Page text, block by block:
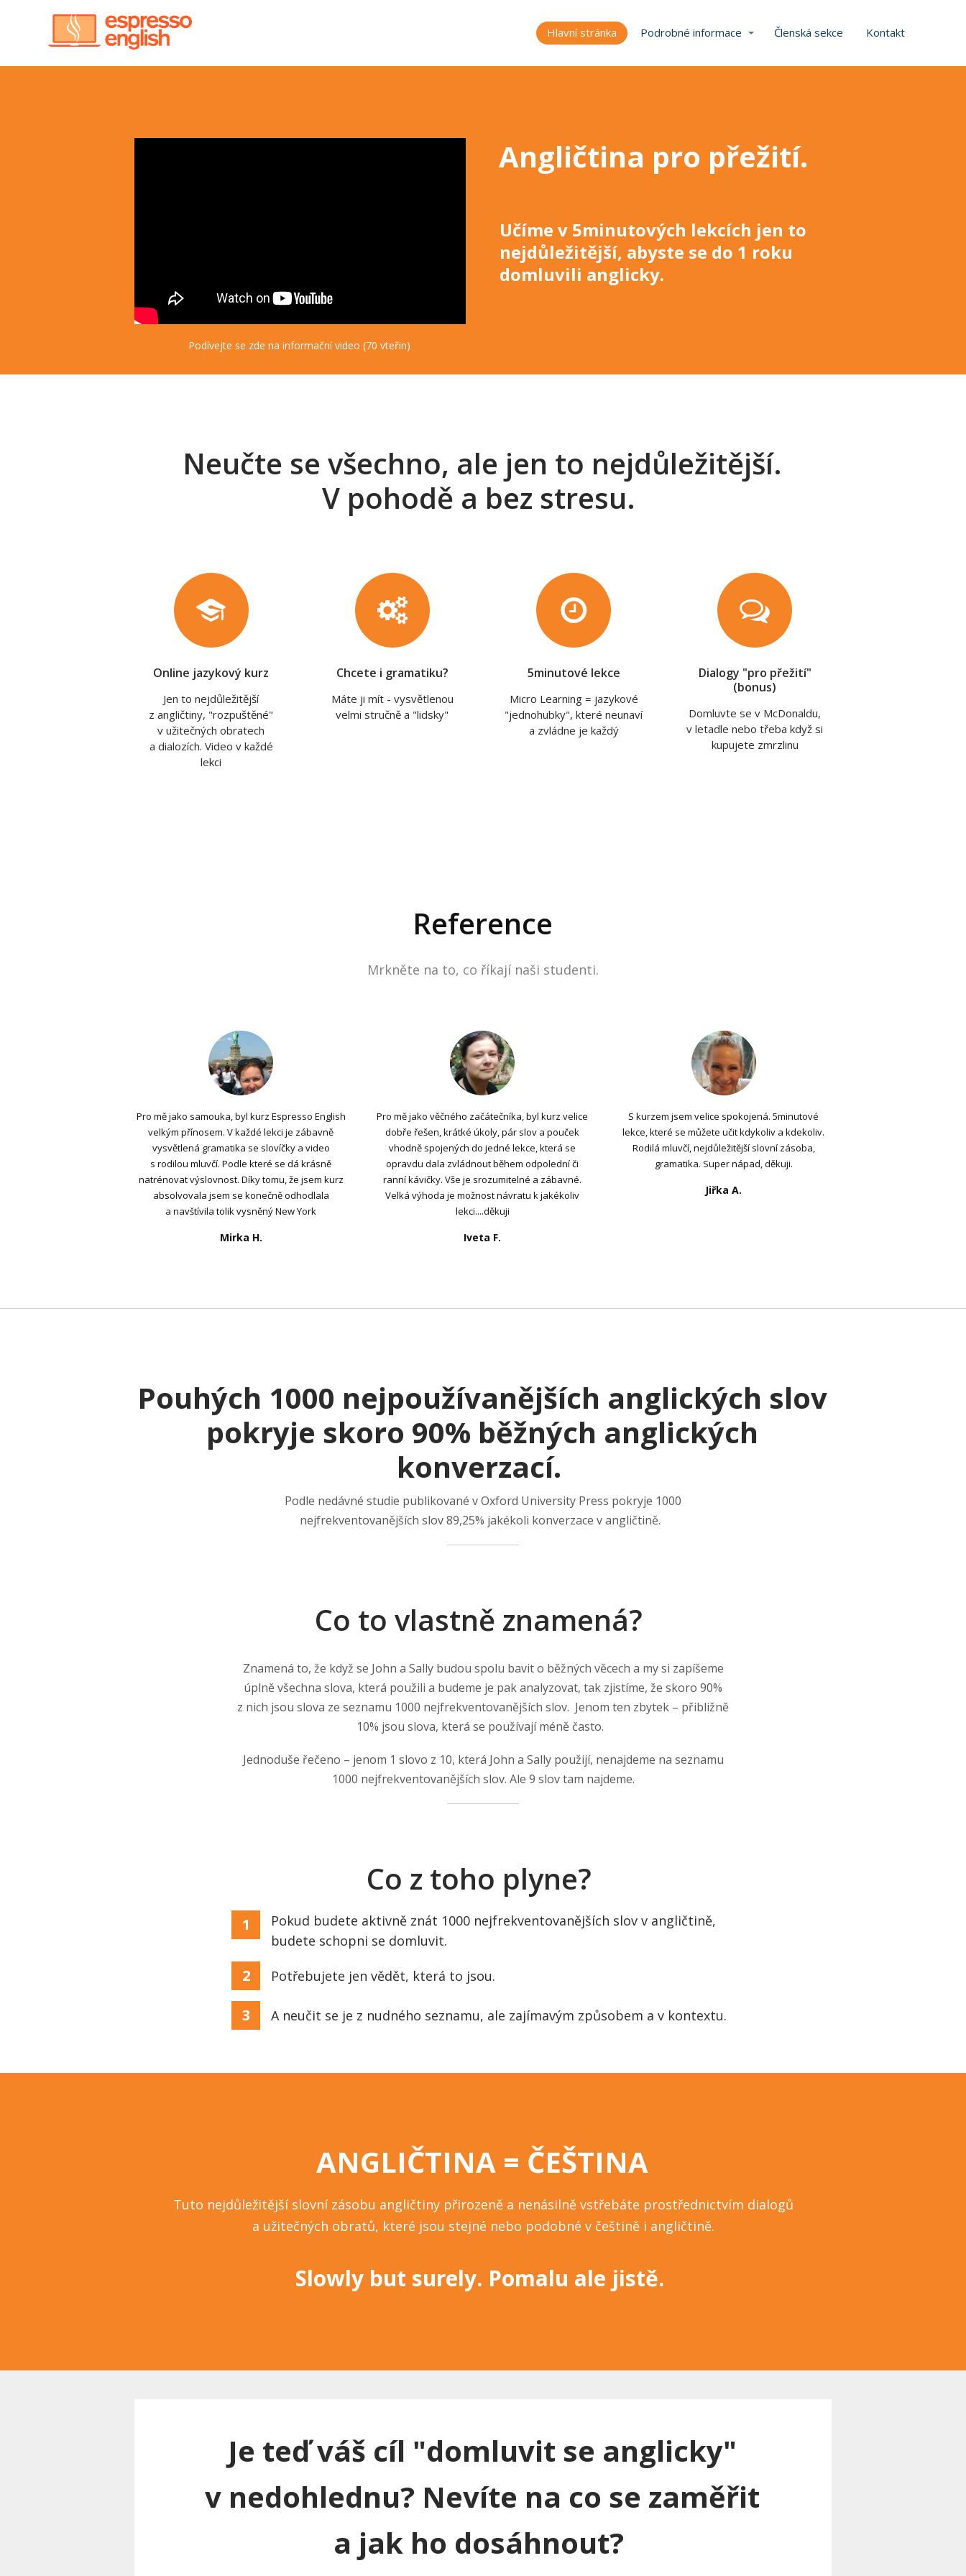
Hlavní stránka Podrobné informace Členská sekce Kontakt
Podívejte se zde na informační video (70 vteřin)
Angličtina pro přežití.
Učíme v 5minutových lekcích jen to
nejdůležitější, abyste se do 1 roku
domluvili anglicky.
Neučte se všechno, ale jen to nejdůležitější.
V pohodě a bez stresu.
Online jazykový kurz
Jen to nejdůležitější
z angličtiny, "rozpuštěné"
v užitečných obratech
a dialozích. Video v každé
lekci
Chcete i gramatiku?
Máte ji mít - vysvětlenou
velmi stručně a "lidsky"
5minutové lekce
Micro Learning = jazykové
"jednohubky", které neunaví
a zvládne je každý
Dialogy "pro přežití"
(bonus)
Domluvte se v McDonaldu,
v letadle nebo třeba když si
kupujete zmrzlinu
Reference
Mrkněte na to, co říkají naši studenti.
Pro mě jako samouka, byl kurz Espresso English
velkým přínosem. V každé lekci je zábavně
vysvětlená gramatika se slovíčky a video
s rodilou mluvčí. Podle které se dá krásně
natrénovat výslovnost. Díky tomu, že jsem kurz
absolvovala jsem se konečně odhodlala
a navštívila tolik vysněný New York
Mirka H.
Pro mě jako věčného začátečníka, byl kurz velice
dobře řešen, krátké úkoly, pár slov a pouček
vhodně spojených do jedné lekce, která se
opravdu dala zvládnout během odpolední či
ranní kávičky. Vše je srozumitelné a zábavné.
Velká výhoda je možnost návratu k jakékoliv
lekci....děkuji
Iveta F.
S kurzem jsem velice spokojená. 5minutové
lekce, které se můžete učit kdykoliv a kdekoliv.
Rodilá mluvčí, nejdůležitější slovní zásoba,
gramatika. Super nápad, děkuji.
Jiřka A.
Pouhých 1000 nejpoužívanějších anglických slov
pokryje skoro 90% běžných anglických
konverzací.
Podle nedávné studie publikované v Oxford University Press pokryje 1000
nejfrekventovanějších slov 89,25% jakékoli konverzace v angličtině.
Co to vlastně znamená?
Znamená to, že když se John a Sally budou spolu bavit o běžných věcech a my si zapíšeme
úplně všechna slova, která použili a budeme je pak analyzovat, tak zjistíme, že skoro 90%
z nich jsou slova ze seznamu 1000 nejfrekventovanějších slov. Jenom ten zbytek – přibližně
10% jsou slova, která se používají méně často.
Jednoduše řečeno – jenom 1 slovo z 10, která John a Sally použijí, nenajdeme na seznamu
1000 nejfrekventovanějších slov. Ale 9 slov tam najdeme.
Co z toho plyne?
1
Pokud budete aktivně znát 1000 nejfrekventovanějších slov v angličtině,
budete schopni se domluvit.
2 Potřebujete jen vědět, která to jsou.
3 A neučit se je z nudného seznamu, ale zajímavým způsobem a v kontextu.
ANGLIČTINA = ČEŠTINA
Tuto nejdůležitější slovní zásobu angličtiny přirozeně a nenásilně vstřebáte prostřednictvím dialogů
a užitečných obratů, které jsou stejné nebo podobné v češtině i angličtině.
Slowly but surely. Pomalu ale jistě.
Je teď váš cíl "domluvit se anglicky"
v nedohlednu? Nevíte na co se zaměřit
a jak ho dosáhnout?